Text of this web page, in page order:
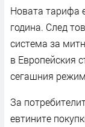
Новата тарифа
година. След
система за
в Европейския
сегашния
За
евтините